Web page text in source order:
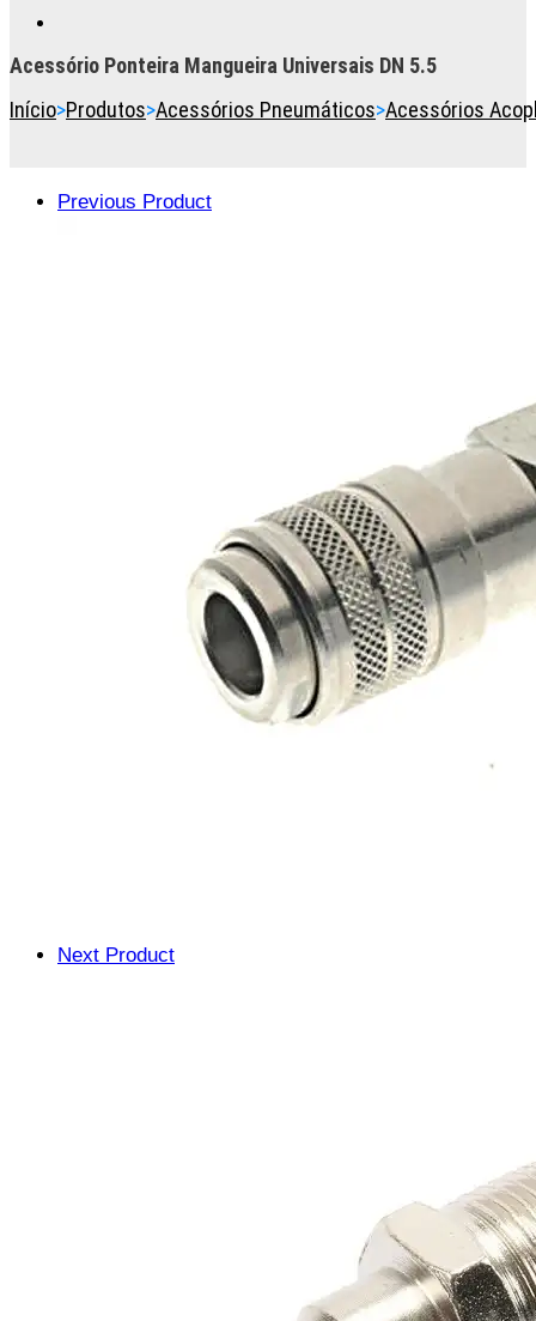
button
expand
Acessório Ponteira Mangueira Universais DN 5.5
Início>Produtos>Acessórios Pneumáticos>Acessórios
Previous Product
Next Product